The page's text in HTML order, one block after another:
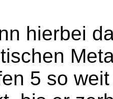
hierbei
5 so